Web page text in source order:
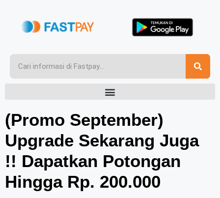
(Promo September)
Upgrade Sekarang Juga
!! Dapatkan Potongan
Hingga Rp. 200.000